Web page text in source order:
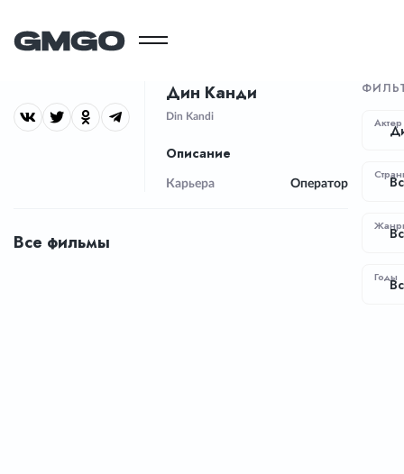
Дин Канди
Din Kandi
Описание
Карьера Оператор
Все фильмы
Актер
Годы